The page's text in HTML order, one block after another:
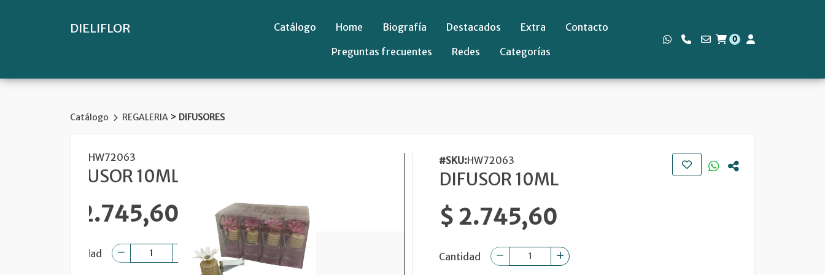
DIELIFLOR Catálogo Home Biografía Destacados Extra
Contacto
Preguntas frecuentes
Redes Categorías
0
Catálogo REGALERIA > DIFUSORES
#SKU:HW72063
DIFUSOR 10ML
$ 2.745,60
Cantidad